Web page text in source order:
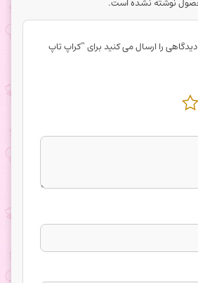
را ارسال می کنید برای “کراپ تاپ